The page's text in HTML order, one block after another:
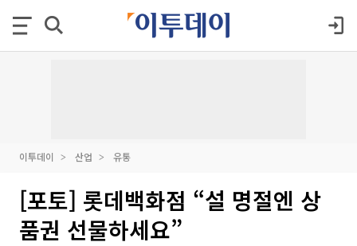
이투데이 산업 유통
[포토] 롯데백화점 “설 명절엔 상
품권 선물하세요”